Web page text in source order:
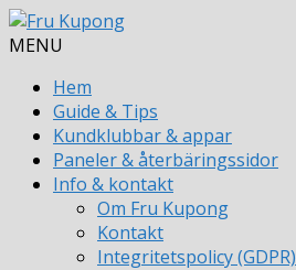
MENU
Hem
Guide & Tips
Kundklubbar & appar
Paneler & återbäringssidor
Info & kontakt
Om Fru Kupong
Kontakt
Integritetspolicy (GDPR)